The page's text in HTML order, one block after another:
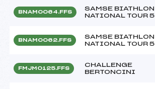
BNAM0064.FFS
SAMSE BIATHLON
NATIONAL TOUR 5
BNAM0062.FFS
SAMSE BIATHLON
NATIONAL TOUR 5
FMJM0125.FFS
CHALLENGE
BERTONCINI